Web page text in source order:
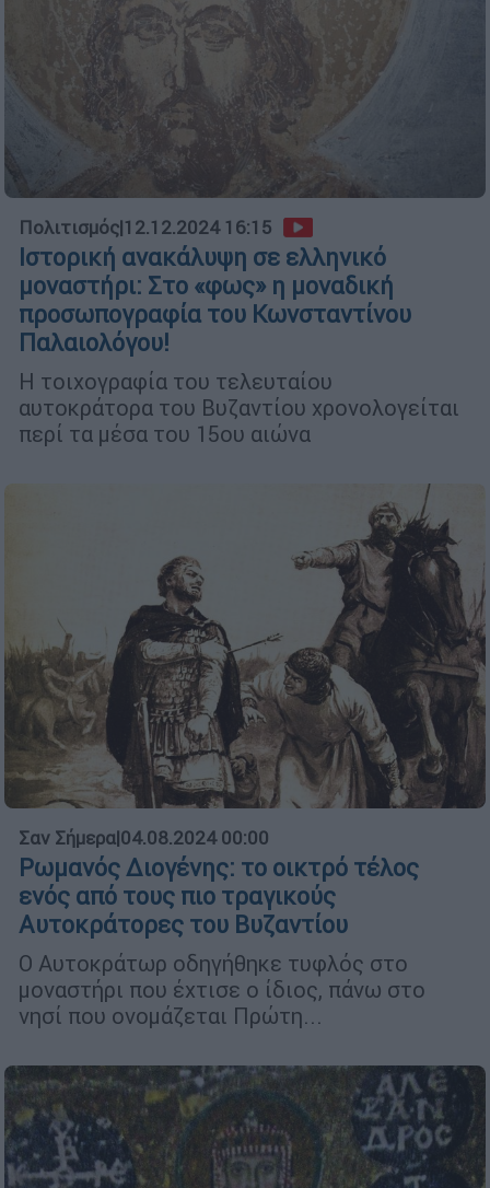
Πολιτισμός|12.12.2024 16:15
Ιστορική ανακάλυψη σε ελληνικό
μοναστήρι: Στο «φως» η μοναδική
προσωπογραφία του Κωνσταντίνου
Παλαιολόγου!
Η τοιχογραφία του τελευταίου
αυτοκράτορα του Βυζαντίου χρονολογείται
περί τα μέσα του 15ου αιώνα
Σαν Σήμερα|04.08.2024 00:00
Ρωμανός Διογένης: το οικτρό τέλος
ενός από τους πιο τραγικούς
Αυτοκράτορες του Βυζαντίου
Ο Αυτοκράτωρ οδηγήθηκε τυφλός στο
μοναστήρι που έχτισε ο ίδιος, πάνω στο
νησί που ονομάζεται Πρώτη...